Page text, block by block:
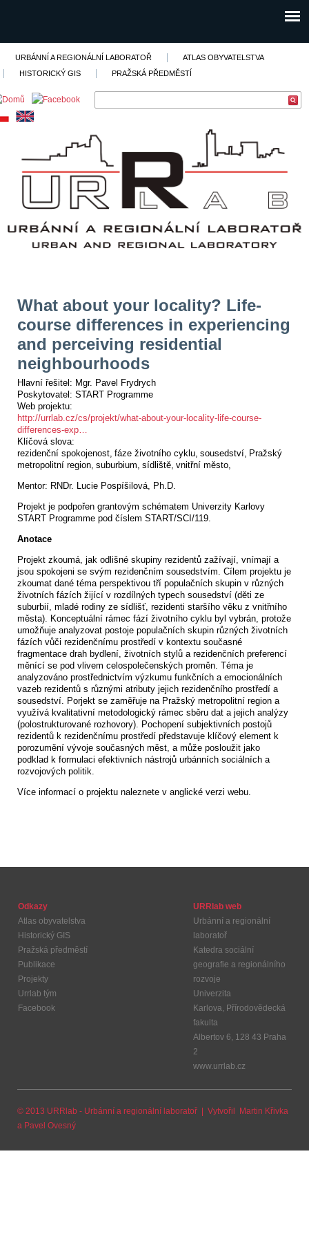
URBÁNNÍ A REGIONÁLNÍ LABORATOŘ
ATLAS OBYVATELSTVA
HISTORICKÝ GIS
PRAŽSKÁ PŘEDMĚSTÍ
What about your locality? Life-
course differences in experiencing
and perceiving residential
neighbourhoods
Hlavní řešitel: Mgr. Pavel Frydrych
Poskytovatel: START Programme
Web projektu:
http://urrlab.cz/cs/projekt/what-about-your-locality-life-course-
differences-exp…
Klíčová slova:
rezidenční spokojenost fáze životního cyklu sousedství Pražský
metropolitní region suburbium sídliště vnitřní město
Mentor: RNDr. Lucie Pospíšilová, Ph.D.
Projekt je podpořen grantovým schématem Univerzity Karlovy
START Programme pod číslem START/SCI/119.
Anotace
Projekt zkoumá, jak odlišné skupiny rezidentů zažívají, vnímají a
jsou spokojeni se svým rezidenčním sousedstvím. Cílem projektu je
zkoumat dané téma perspektivou tří populačních skupin v různých
životních fázích žijící v rozdílných typech sousedství (děti ze
suburbií, mladé rodiny ze sídlišť, rezidenti staršího věku z vnitřního
města). Konceptuální rámec fází životního cyklu byl vybrán, protože
umožňuje analyzovat postoje populačních skupin různých životních
fázích vůči rezidenčnímu prostředí v kontextu současné
fragmentace drah bydlení, životních stylů a rezidenčních preferencí
měnící se pod vlivem celospolečenských proměn. Téma je
analyzováno prostřednictvím výzkumu funkčních a emocionálních
vazeb rezidentů s různými atributy jejich rezidenčního prostředí a
sousedství. Porjekt se zaměřuje na Pražský metropolitní region a
využívá kvalitativní metodologický rámec sběru dat a jejich analýzy
(polostrukturované rozhovory). Pochopení subjektivních postojů
rezidentů k rezidenčnímu prostředí představuje klíčový element k
porozumění vývoje současných měst, a může posloužit jako
podklad k formulaci efektivních nástrojů urbánních sociálních a
rozvojových politik.
Více informací o projektu naleznete v anglické verzi webu.
Odkazy
Atlas obyvatelstva
Historický GIS
Pražská předměstí
Publikace
Projekty
Urrlab tým
Facebook
URRlab web
Urbánní a regionální
laboratoř
Katedra sociální
geografie a regionálního
rozvoje
Univerzita
Karlova, Přírodovědecká
fakulta
Albertov 6, 128 43 Praha
2
www.urrlab.cz
© 2013 URRlab - Urbánní a regionální laboratoř | Vytvořil
Martin Křivka
a Pavel Ovesný